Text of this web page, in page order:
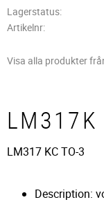
Lagerstatus
Artikelnr
Visa alla produkter
LM317K
LM317 KC TO-3
Description: